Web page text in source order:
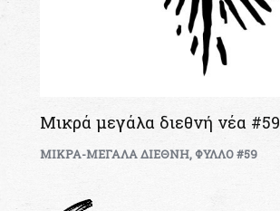
Μικρά μεγάλα διεθνή νέα #59
ΜΙΚΡΑ-ΜΕΓΑΛΑ ΔΙΕΘΝΗ,ΦΥΛΛΟ #59